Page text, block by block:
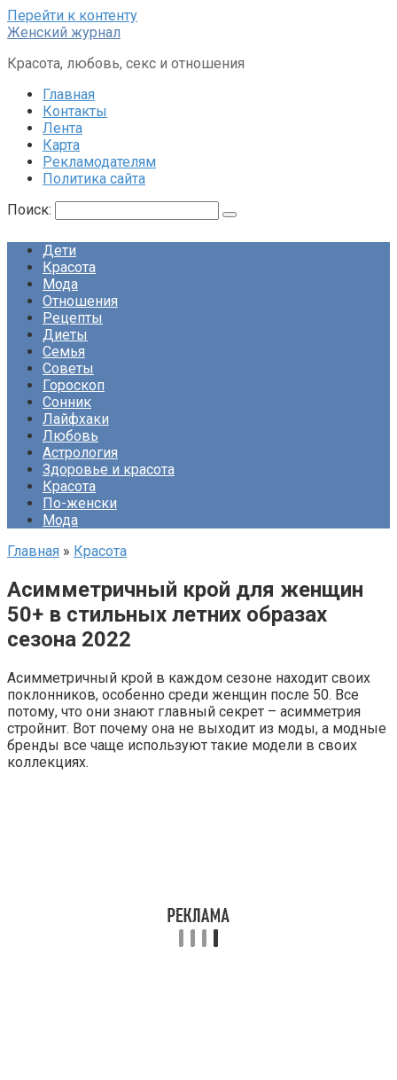
Перейти к контенту
Женский журнал
Красота, любовь, секс и отношения
Главная
Контакты
Лента
Карта
Рекламодателям
Политика сайта
Поиск:
Дети
Красота
Мода
Отношения
Рецепты
Диеты
Семья
Советы
Гороскоп
Сонник
Лайфхаки
Любовь
Астрология
Здоровье и красота
Красота
По-женски
Мода
Главная » Красота
Асимметричный крой для женщин
50+ в стильных летних образах
сезона 2022
Асимметричный крой в каждом сезоне находит своих
поклонников, особенно среди женщин после 50. Все
потому, что они знают главный секрет – асимметрия
стройнит. Вот почему она не выходит из моды, а модные
бренды все чаще используют такие модели в своих
коллекциях.